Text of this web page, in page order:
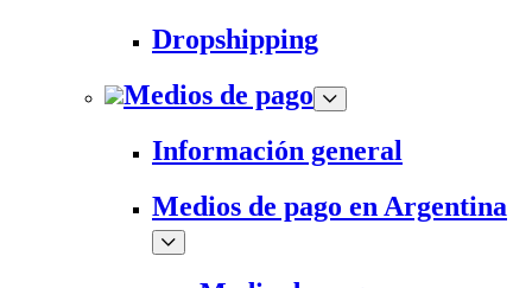
Dropshipping
Medios de pago
Información general
Medios de pago en Argentina